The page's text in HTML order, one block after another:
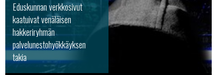
Eduskunnan verkkosivut
kaatuivat venäläisen
hakkeriryhmän
palvelunestohyökkäyksen
takia